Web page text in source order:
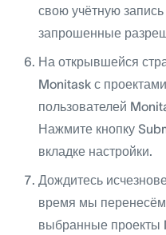
свою учётную
запрошенные
На открывшейся
Monitask с
пользователей
Нажмите кнопку
вкладке настройки.
Дождитесь
время мы перенесём
выбранные проекты